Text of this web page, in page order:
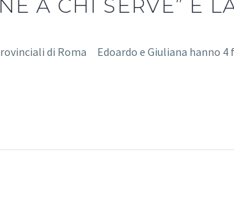
A CHI SERVE” E
di Roma Edoardo e Giuliana hanno